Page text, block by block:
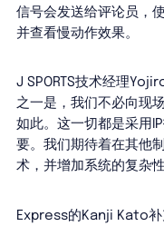
信号会发送给评论员，
并查看慢动作效果。
J SPORTS技术经理
之一是，我们不必向现
如此。这一切都是采用
要。我们期待着在其他
术，并增加系统的复杂
Express的Kanji Kato补